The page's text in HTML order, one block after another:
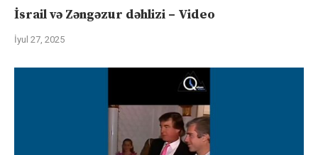
İsrail və Zəngəzur dəhlizi – Video
İyul 27, 2025